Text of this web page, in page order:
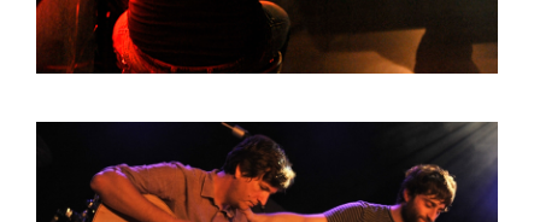
PHOTOS INFO WEBSHOP